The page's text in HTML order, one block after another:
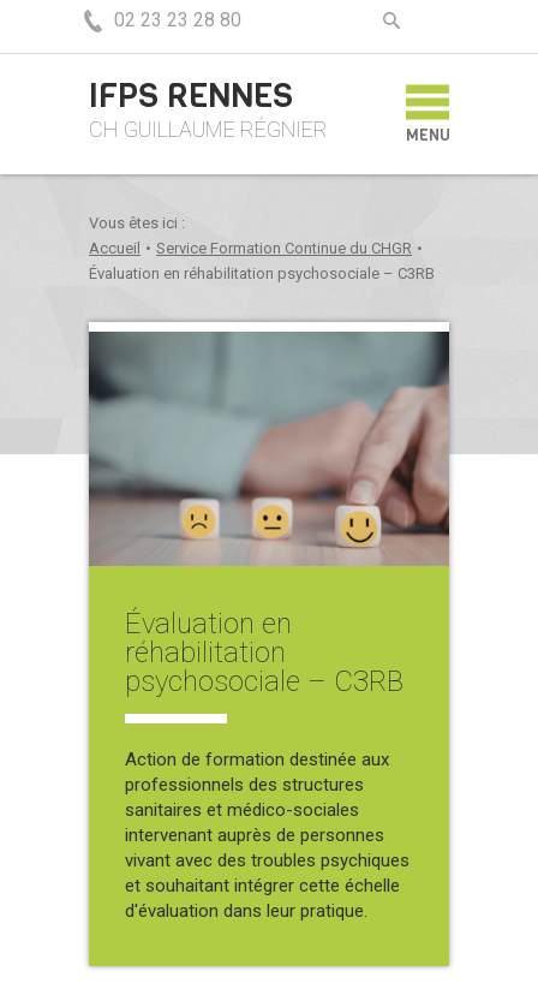
02 23 23 28 80
IFPS RENNES
CH GUILLAUME RÉGNIER MENU
Vous êtes ici :
Accueil • Service Formation Continue du CHGR •
Évaluation en réhabilitation psychosociale – C3RB
Évaluation en
réhabilitation
psychosociale – C3RB
Action de formation destinée aux
professionnels des structures
sanitaires et médico-sociales
intervenant auprès de personnes
vivant avec des troubles psychiques
et souhaitant intégrer cette échelle
d'évaluation dans leur pratique.